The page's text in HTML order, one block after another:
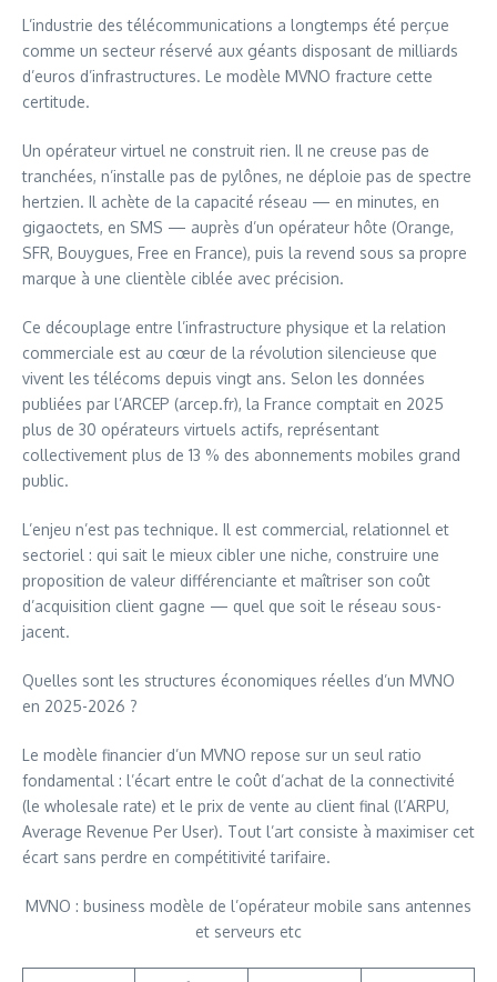
L’industrie des télécommunications a longtemps été perçue
comme un secteur réservé aux géants disposant de milliards
d’euros d’infrastructures. Le modèle MVNO fracture cette
certitude.
Un opérateur virtuel ne construit rien. Il ne creuse pas de
tranchées, n’installe pas de pylônes, ne déploie pas de spectre
hertzien. Il achète de la capacité réseau — en minutes, en
gigaoctets, en SMS — auprès d’un opérateur hôte (Orange,
SFR, Bouygues, Free en France), puis la revend sous sa propre
marque à une clientèle ciblée avec précision.
Ce découplage entre l’infrastructure physique et la relation
commerciale est au cœur de la révolution silencieuse que
vivent les télécoms depuis vingt ans. Selon les données
publiées par l’ARCEP (arcep.fr), la France comptait en 2025
plus de 30 opérateurs virtuels actifs, représentant
collectivement plus de 13 % des abonnements mobiles grand
public.
L’enjeu n’est pas technique. Il est commercial, relationnel et
sectoriel : qui sait le mieux cibler une niche, construire une
proposition de valeur différenciante et maîtriser son coût
d’acquisition client gagne — quel que soit le réseau sous-
jacent.
Quelles sont les structures économiques réelles d’un MVNO
en 2025-2026 ?
Le modèle financier d’un MVNO repose sur un seul ratio
fondamental : l’écart entre le coût d’achat de la connectivité
(le wholesale rate) et le prix de vente au client final (l’ARPU,
Average Revenue Per User). Tout l’art consiste à maximiser cet
écart sans perdre en compétitivité tarifaire.
MVNO : business modèle de l’opérateur mobile sans antennes
et serveurs etc